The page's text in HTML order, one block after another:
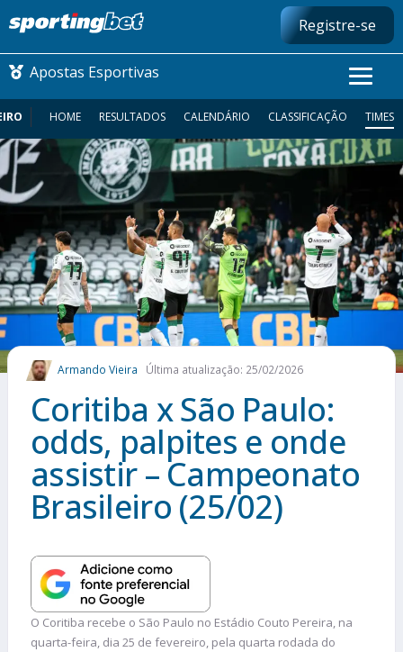
Registre-se
Apostas Esportivas
CONMEBOL LIBERTADORES
FUTEBOL NACIONAL
FUTEBOL INTERNACIONAL
COMO APOSTAR
MAIS ESPORTES
HOME RESULTADOS CALENDÁRIO CLASSIFICAÇÃO TIMES
Armando Vieira Última atualização: 25/02/2026
Coritiba x São Paulo:
odds, palpites e onde
assistir – Campeonato
Brasileiro (25/02)
O Coritiba recebe o São Paulo no Estádio Couto Pereira, na
quarta-feira, dia 25 de fevereiro, pela quarta rodada do